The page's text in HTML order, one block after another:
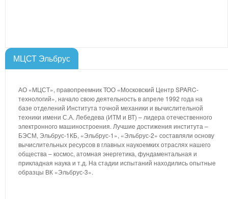
МЦСТ Эльбрус
АО «МЦСТ», правопреемник ТОО «Московский Центр SPARC-
технологий», начало свою деятельность в апреле 1992 года на
базе отделений Института точной механики и вычислительной
техники имени С.А. Лебедева (ИТМ и ВТ) – лидера отечественного
электронного машиностроения. Лучшие достижения института –
БЭСМ, Эльбрус-1КБ, «Эльбрус-1», «Эльбрус-2» составляли основу
вычислительных ресурсов в главных наукоемких отраслях нашего
общества – космос, атомная энергетика, фундаментальная и
прикладная наука и т.д. На стадии испытаний находились опытные
образцы ВК «Эльбрус-3».